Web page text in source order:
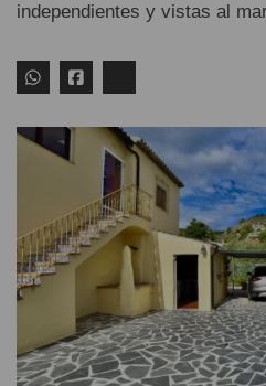
independientes y vistas al